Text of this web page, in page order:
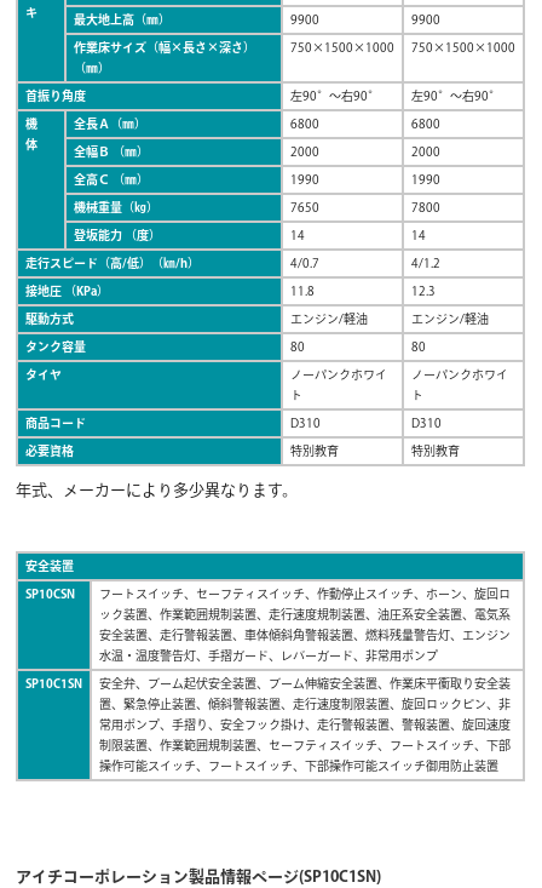
キ
最大地上高（㎜） 9900 9900
作業床サイズ（幅×長さ×深さ）
（㎜）
750×1500×1000 750×1500×1000
首振り角度 左90°～右90° 左90°～右90°
機
体
全長Ａ（㎜） 6800 6800
全幅Ｂ （㎜） 2000 2000
全高Ｃ （㎜） 1990 1990
機械重量（㎏） 7650 7800
登坂能力 （度） 14 14
走行スピード（高/低）（㎞/h） 4/0.7 4/1.2
接地圧 （KPa） 11.8 12.3
駆動方式 エンジン/軽油 エンジン/軽油
タンク容量 80 80
タイヤ
ノーパンクホワイ
ト
ノーパンクホワイ
ト
商品コード D310 D310
必要資格 特別教育 特別教育
年式、メーカーにより多少異なります。
安全装置
SP10CSN
フートスイッチ、セーフティスイッチ、作動停止スイッチ、ホーン、旋回ロ
ック装置、作業範囲規制装置、走行速度規制装置、油圧系安全装置、電気系
安全装置、走行警報装置、車体傾斜角警報装置、燃料残量警告灯、エンジン
水温・温度警告灯、手摺ガード、レバーガード、非常用ポンプ
SP10C1SN
安全弁、ブーム起伏安全装置、ブーム伸縮安全装置、作業床平衝取り安全装
置、緊急停止装置、傾斜警報装置、走行速度制限装置、旋回ロックピン、非
常用ポンプ、手摺り、安全フック掛け、走行警報装置、警報装置、旋回速度
制限装置、作業範囲規制装置、セーフティスイッチ、フートスイッチ、下部
操作可能スイッチ、フートスイッチ、下部操作可能スイッチ御用防止装置
アイチコーポレーション製品情報ページ(SP10C1SN)